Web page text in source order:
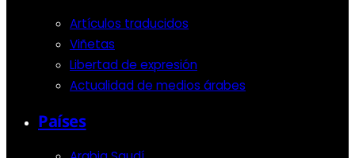
Artículos traducidos
Viñetas
Libertad de expresión
Actualidad de medios árabes
Países